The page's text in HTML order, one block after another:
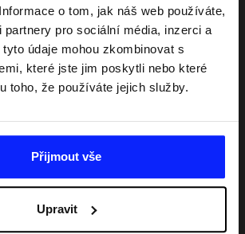
o tom, jak náš web používáte,
pro sociální média, inzerci a
údaje mohou zkombinovat s
které jste jim poskytli nebo které
toho, že používáte jejich služby.
Přijmout vše
Upravit